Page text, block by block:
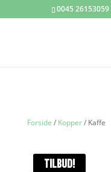
0045 26153059
Forside / Kopper/ Kaffe
TILBUD!